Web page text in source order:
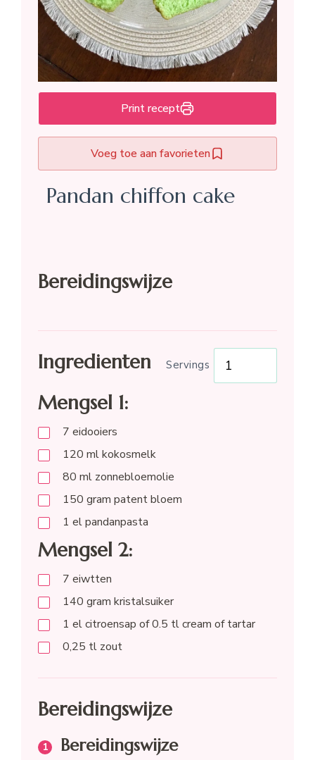
Print recept
Voeg toe aan favorieten
Pandan chiffon cake
Bereidingswijze
Ingredienten Servings
Mengsel 1:
7 eidooiers
120 mlkokosmelk
80 ml zonnebloemolie
150 gram patent bloem
1 elpandanpasta
Mengsel 2:
7 eiwtten
140 gram kristalsuiker
1 elcitroensap of 0.5 tl cream of tartar
0,25 tl zout
Bereidingswijze
Bereidingswijze